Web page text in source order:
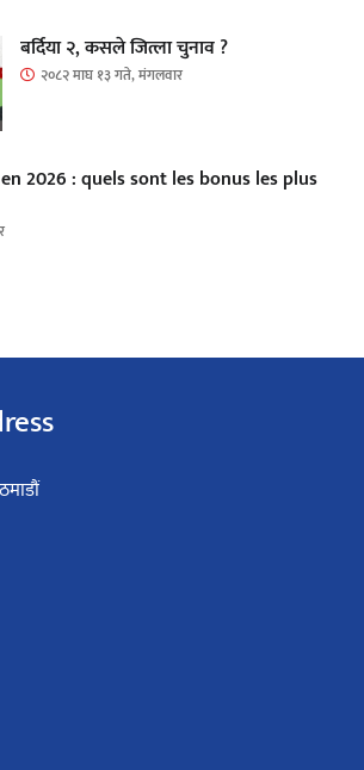
बर्दिया २, कसले जित्ला चुनाव ?
२०८२ माघ १३ गते, मंगलवार
2026 : quels sont les bonus les plus